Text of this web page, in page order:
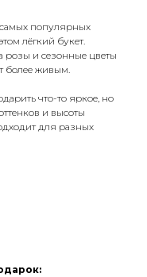
популярных
лёгкий букет.
розы и сезонные цветы
более живым.
что-то яркое, но
и высоты
для разных